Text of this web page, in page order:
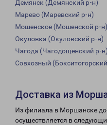
Демянск (Демянский р-н)
Марево (Маревский р-н)
Мошенское (Мошенской р-н)
Окуловка (Окуловский р-н)
Чагода (Чагодощенский р-н)
Совхозный
Доставка из
Из филиала в Моршанске
осуществляется в